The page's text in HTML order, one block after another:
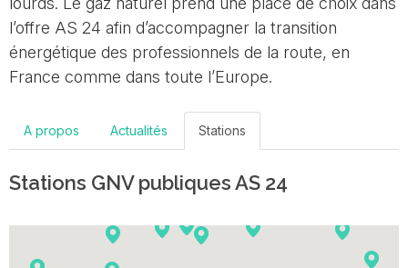
l’offre AS 24 afin d’accompagner la transition
énergétique des professionnels de la route, en
France comme dans toute l’Europe.
A propos Actualités Stations
Stations GNV publiques AS 24